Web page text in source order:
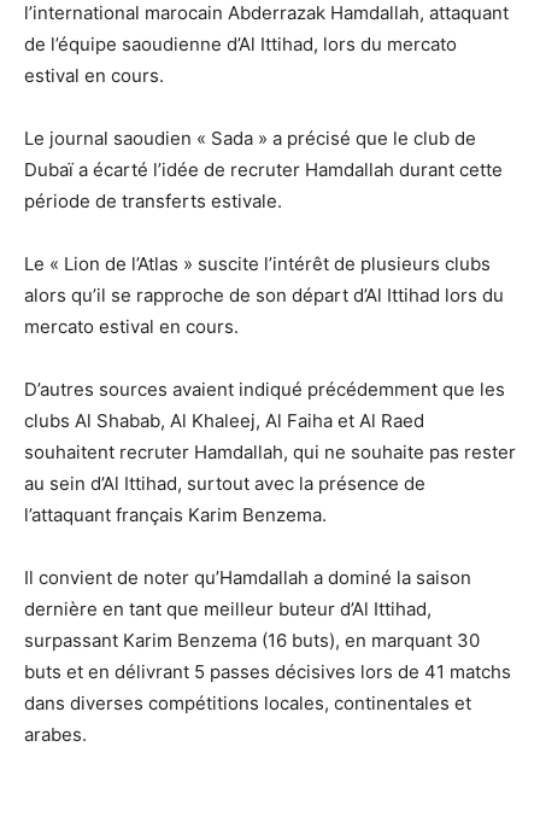
l’international marocain Abderrazak Hamdallah, attaquant
de l’équipe saoudienne d’Al Ittihad, lors du mercato
estival en cours.
Le journal saoudien « Sada » a précisé que le club de
Dubaï a écarté l’idée de recruter Hamdallah durant cette
période de transferts estivale.
Le « Lion de l’Atlas » suscite l’intérêt de plusieurs clubs
alors qu’il se rapproche de son départ d’Al Ittihad lors du
mercato estival en cours.
D’autres sources avaient indiqué précédemment que les
clubs Al Shabab, Al Khaleej, Al Faiha et Al Raed
souhaitent recruter Hamdallah, qui ne souhaite pas rester
au sein d’Al Ittihad, surtout avec la présence de
l’attaquant français Karim Benzema.
Il convient de noter qu’Hamdallah a dominé la saison
dernière en tant que meilleur buteur d’Al Ittihad,
surpassant Karim Benzema (16 buts), en marquant 30
buts et en délivrant 5 passes décisives lors de 41 matchs
dans diverses compétitions locales, continentales et
arabes.